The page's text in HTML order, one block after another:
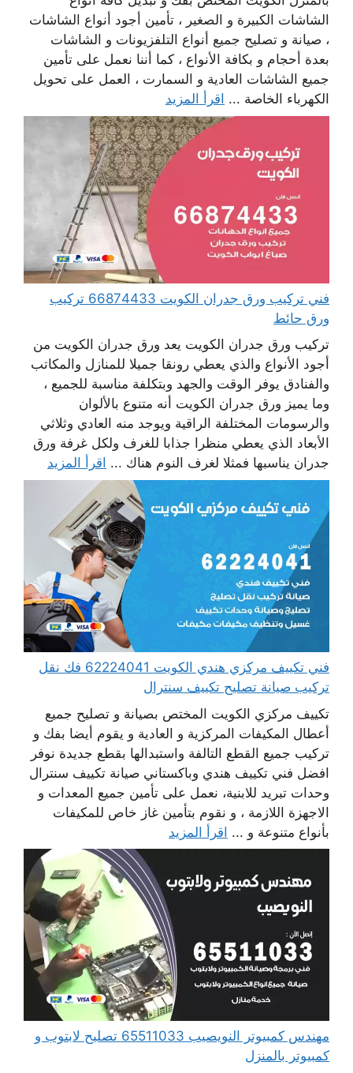
الشاشات الكبيرة و الصغير ، تأمين أجود أنواع الشاشات
، صيانة و تصليح جميع أنواع التلفزيونات و الشاشات
بعدة أحجام و بكافة الأنواع ، كما أننا نعمل على تأمين
جميع الشاشات العادية و السمارت ، العمل على تحويل
الكهرباء الخاصة ... اقرأ المزيد
فني تركيب ورق جدران الكويت 66874433 تركيب
ورق حائط
تركيب ورق جدران الكويت يعد ورق جدران الكويت من
أجود الأنواع والذي يعطي رونقا جميلا للمنازل والمكاتب
والفنادق يوفر الوقت والجهد وبتكلفة مناسبة للجميع ،
وما يميز ورق جدران الكويت أنه متنوع بالألوان
والرسومات المختلفة الراقية ويوجد منه العادي وثلاثي
الأبعاد الذي يعطي منظرا جذابا للغرف ولكل غرفة ورق
جدران يناسبها فمثلا لغرف النوم هناك ... اقرأ المزيد
فني تكييف مركزي هندي الكويت 62224041 فك نقل
تركيب صيانة تصليح تكييف سنترال
تكييف مركزي الكويت المختص بصيانة و تصليح جميع
أعطال المكيفات المركزية و العادية و يقوم أيضا بفك و
تركيب جميع القطع التالفة واستبدالها بقطع جديدة نوفر
افضل فني تكييف هندي وباكستاني صيانة تكييف سنترال
وحدات تبريد للابنية، نعمل على تأمين جميع المعدات و
الاجهزة اللازمة ، و نقوم بتأمين غاز خاص للمكيفات
بأنواع متنوعة و ... اقرأ المزيد
مهندس كمبيوتر النويصيب 65511033 تصليح لابتوب و
كمبيوتر بالمنزل